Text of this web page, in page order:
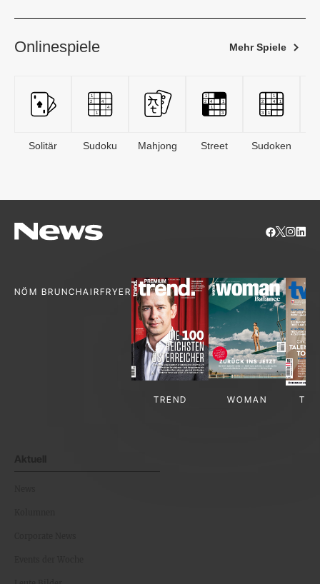
Onlinespiele Mehr Spiele
Solitär Sudoku Mahjong Street Sudoken
NÖM BRUNCHAIRFRYER
TREND WOMAN TV-